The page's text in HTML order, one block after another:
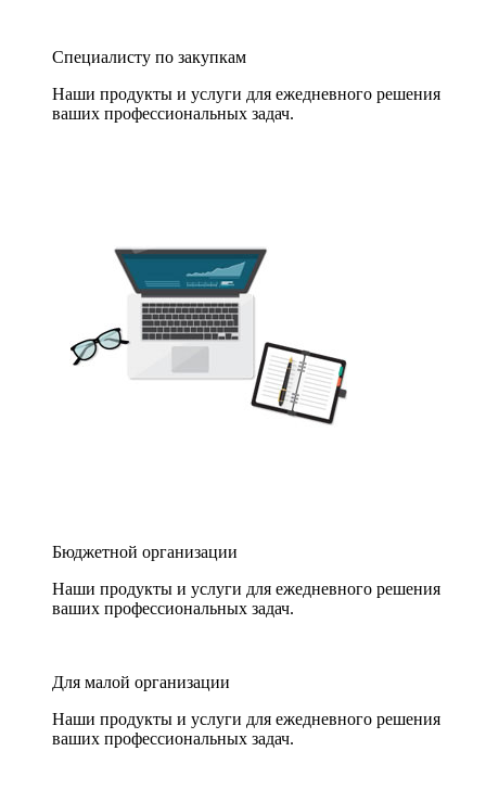
Специалисту по закупкам
Наши продукты и услуги для ежедневного решения
ваших профессиональных задач.
Бюджетной организации
Наши продукты и услуги для ежедневного решения
ваших профессиональных задач.
Для малой организации
Наши продукты и услуги для ежедневного решения
ваших профессиональных задач.